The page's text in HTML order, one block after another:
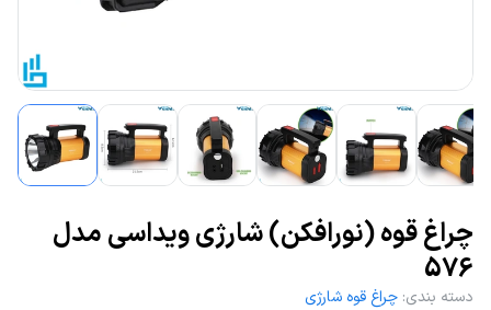
چراغ قوه (نورافکن) شارژی ویداسی مدل
576
دسته بندی: چراغ قوه شارژی